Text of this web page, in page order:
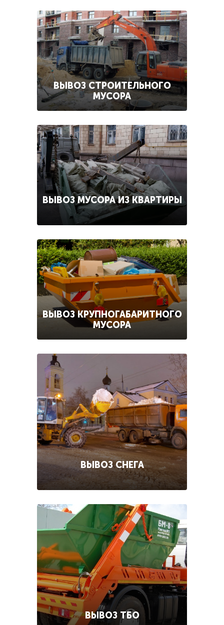
ВЫВОЗ СТРОИТЕЛЬНОГО
МУСОРА
ВЫВОЗ МУСОРА ИЗ КВАРТИРЫ
ВЫВОЗ КРУПНОГАБАРИТНОГО
МУСОРА
ВЫВОЗ СНЕГА
ВЫВОЗ ТБО